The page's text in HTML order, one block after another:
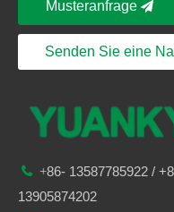
Musteranfrage
Senden Sie eine
 +86- 13587785922 /
13905874202